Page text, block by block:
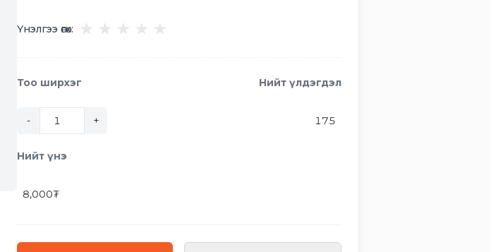
Үнэлгээ өгөх:
Тоо ширхэг
- +
Нийт үлдэгдэл
175
Нийт үнэ
8,000₮